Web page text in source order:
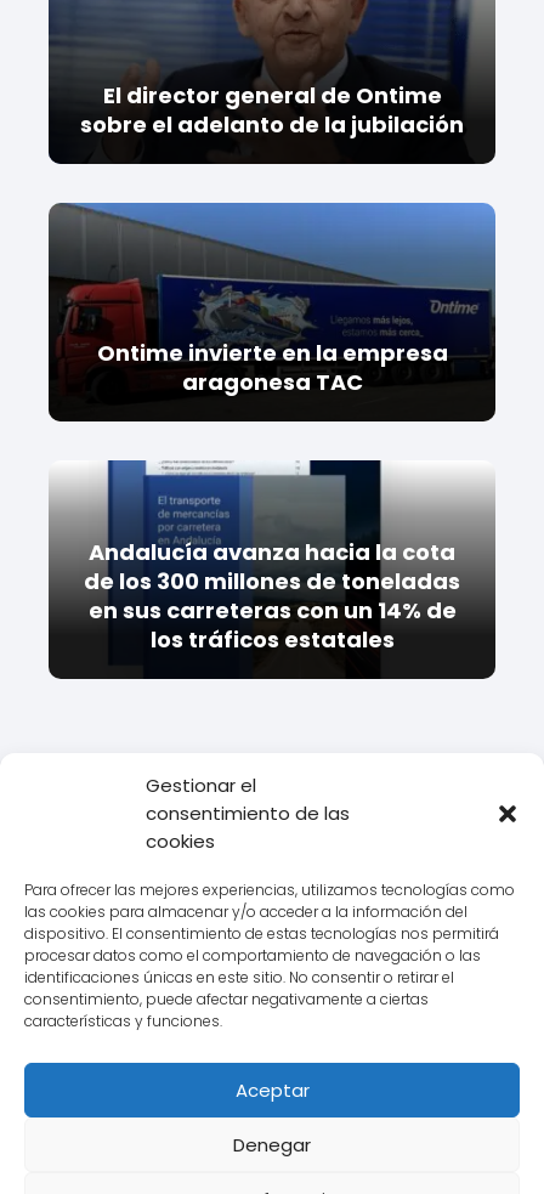
Gestionar el
consentimiento de las
cookies
Para ofrecer las mejores experiencias, utilizamos tecnologías como
las cookies para almacenar y/o acceder a la información del
dispositivo. El consentimiento de estas tecnologías nos permitirá
procesar datos como el comportamiento de navegación o las
identificaciones únicas en este sitio. No consentir o retirar el
consentimiento, puede afectar negativamente a ciertas
características y funciones.
Aceptar
Denegar
El director general de Ontime
sobre el adelanto de la jubilación
Ontime invierte en la empresa
aragonesa TAC
Andalucía avanza hacia la cota
de los 300 millones de toneladas
en sus carreteras con un 14% de
los tráficos estatales
Transporte
Descubre las mejores rutas de
Michelin en 2018 para tus próximos viajes
Aviso legal
Política de Cookies
Política de Privacidad
Contacto